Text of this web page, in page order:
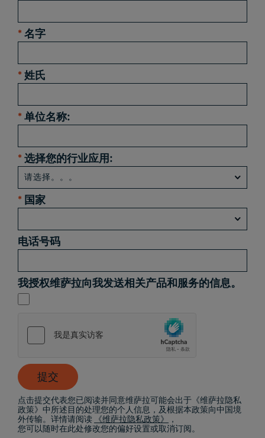
* 名字
* 姓氏
* 单位名称:
* 选择您的行业应用:
* 国家
电话号码
我授权维萨拉向我发送相关产品和服务的信息。
提交
点击提交代表您已阅读并同意维萨拉可能会出于《维萨拉隐私
政策》中所述目的处理您的个人信息，及根据本政策向中国境
外传输。详情请阅读 《维萨拉隐私政策》
，
您可以随时在此处修改您的偏好设置或取消订阅。